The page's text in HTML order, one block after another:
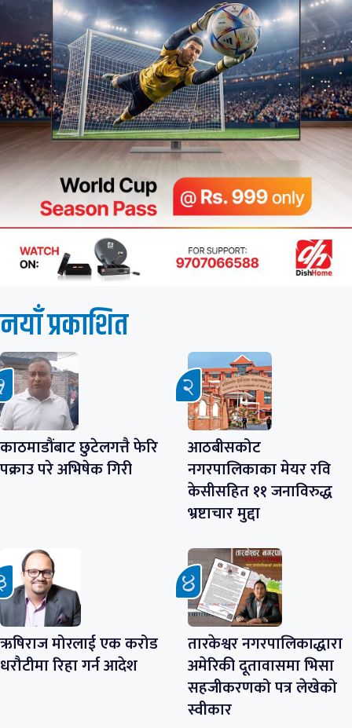
नयाँ प्रकाशित
काठमाडौंबाट छुटेलगत्तै फेरि
पक्राउ परे अभिषेक गिरी
आठबीसकोट
नगरपालिकाका मेयर रवि
केसीसहित ११ जनाविरुद्ध
भ्रष्टाचार मुद्दा
ऋषिराज मोरलाई एक करोड
धरौटीमा रिहा गर्न आदेश
तारकेश्वर नगरपालिकाद्धारा
अमेरिकी दूतावासमा भिसा
सहजीकरणको पत्र लेखेको
स्वीकार